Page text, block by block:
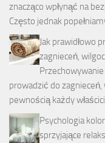
znacząco wpłynąć na
Często jednak
Jak prawidłowo
zagnieceń,
prowadzić do
pewnością każdy
Psychologia
sprzyjające